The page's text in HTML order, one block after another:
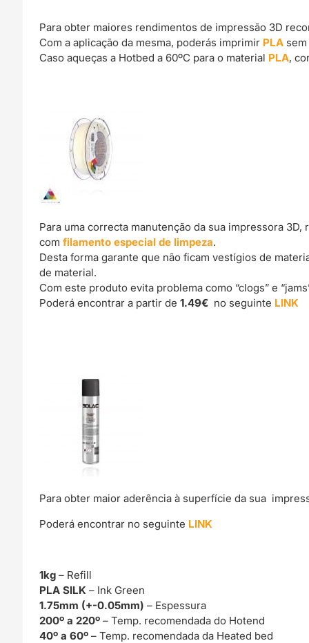
Para obter maiores rendimentos de impressão 3D
Com a aplicação da mesma, poderás imprimir PLA
Caso aqueças a Hotbed a 60ºC para o material PLA,
Para uma correcta manutenção da sua impressora
com filamento especial de limpeza.
Desta forma garante que não ficam vestígios de
de material.
Com este produto evita problema como “clogs” e
Poderá encontrar a partir de1.49€ no seguinte LINK
Para obter maior aderência à superfície da sua
Poderá encontrar no seguinte LINK
1kg – Refill
PLA SILK– Ink Green
1.75mm (+-0.05mm)– Espessura
200º a 220º– Temp. recomendada do Hotend
40º a 60º– Temp. recomendada da Heated bed